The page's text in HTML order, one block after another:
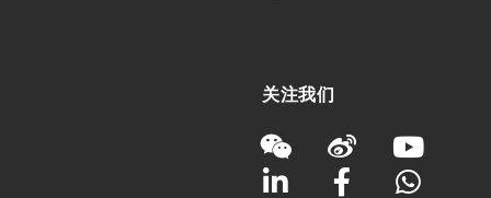
关注我们